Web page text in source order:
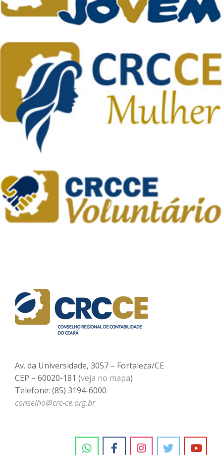
Av. da Universidade, 3057 – Fortaleza/CE
CEP – 60020-181 (veja no mapa)
Telefone: (85) 3194-6000
conselho@crc-ce.org.br